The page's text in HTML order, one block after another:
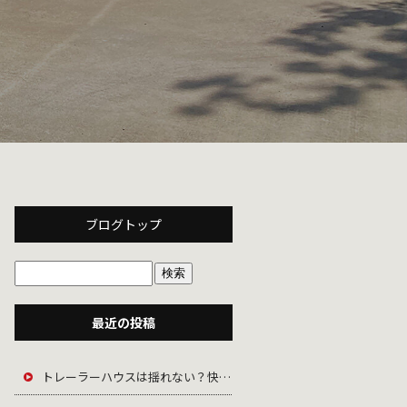
ブログトップ
最近の投稿
トレーラーハウスは揺れない？快適さを支える「ジャッキアップ」